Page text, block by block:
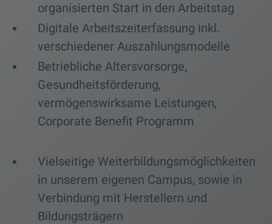
organisierten Start in den Arbeitstag
Digitale Arbeitszeiterfassung inkl.
verschiedener Auszahlungsmodelle
Betriebliche Altersvorsorge,
Gesundheitsförderung,
vermögenswirksame Leistungen,
Corporate Benefit Programm
Vielseitige Weiterbildungsmöglichkeiten
in unserem eigenen Campus, sowie in
Verbindung mit Herstellern und
Bildungsträgern